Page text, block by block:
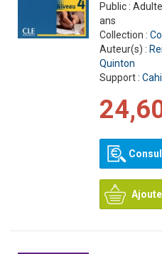
Public :
ans
Collection :
Auteur(s) :
Quinton
Support :